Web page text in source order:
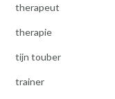
therapeut
therapie
tijn touber
trainer